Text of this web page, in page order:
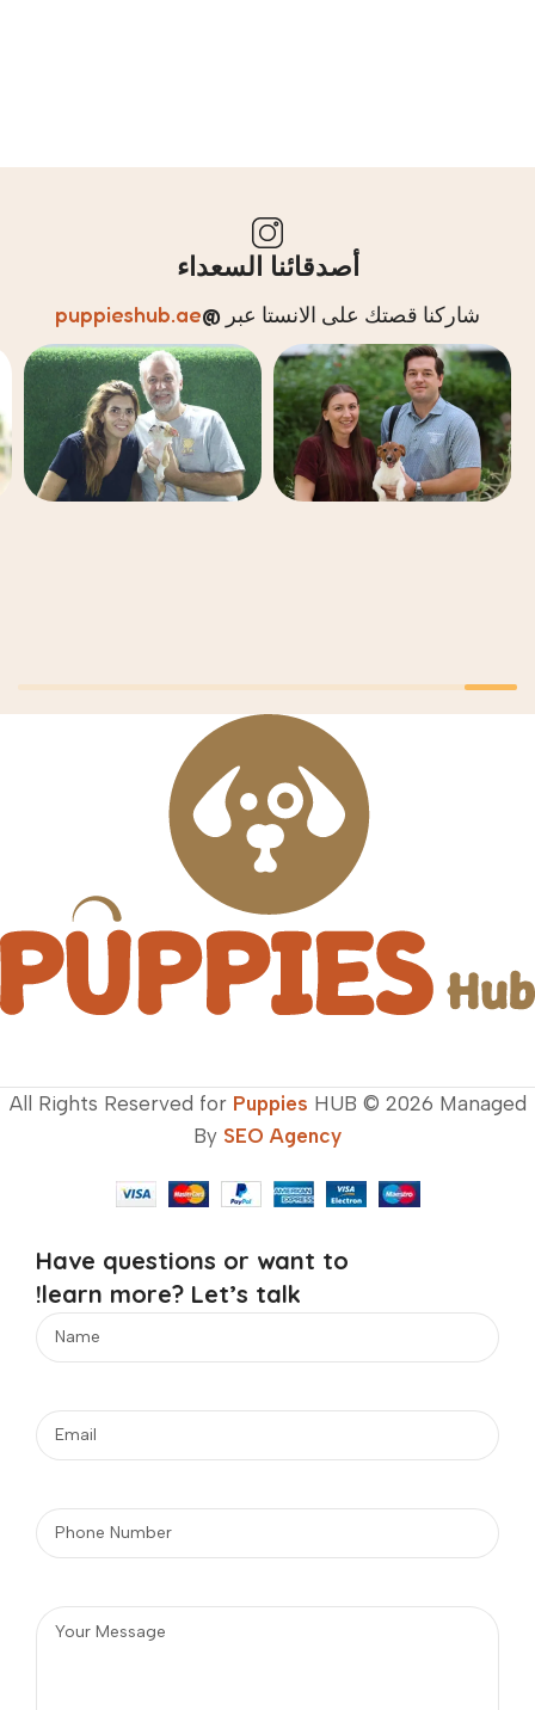
أصدقائنا السعداء
شاركنا قصتك على الانستا عبر @
puppieshub.ae
All Rights Reserved for Puppies HUB © 2026 Managed
By SEO Agency
Have questions or want to
learn more? Let’s talk!